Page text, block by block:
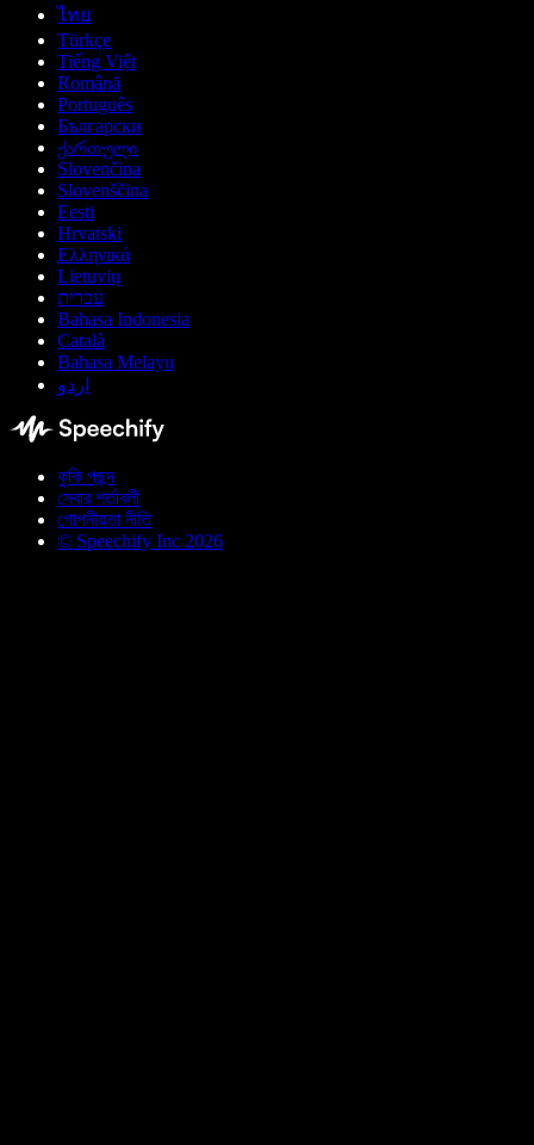
ไทย
Türkçe
Tiếng Việt
Română
Português
Български
ქართული
Slovenčina
Slovenščina
Eesti
Hrvatski
Ελληνικά
Lietuvių
עברית
Bahasa Indonesia
Català
Bahasa Melayu
اردو
কুকি পছন্দ
সেবার শর্তাবলী
গোপনীয়তা নীতি
© Speechify Inc 2026